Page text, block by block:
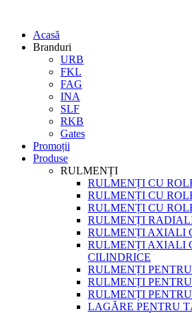
Acasă
Branduri
URB
FKL
FAG
INA
SLF
RKB
Gates
Promoții
Produse
RULMENȚI
RULMENȚI CU
RULMENȚI CU
RULMENȚI CU
RULMENȚI
RULMENȚI AXIALI
RULMENȚI AXIALI
CILINDRICE
RULMENȚI
RULMENȚI
RULMENȚI
LAGĂRE PENTRU